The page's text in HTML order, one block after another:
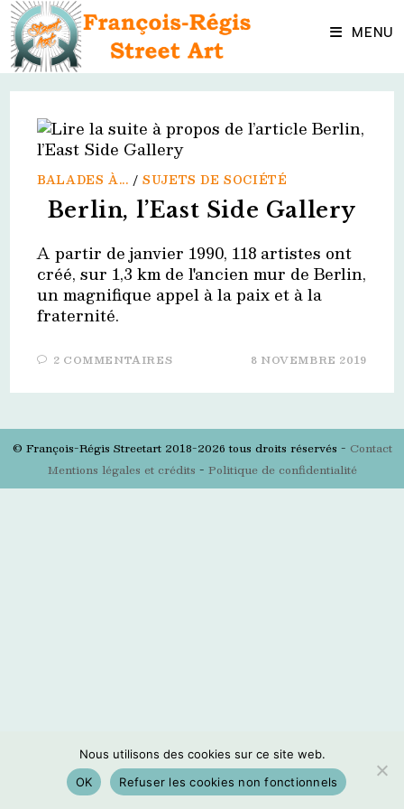
Skip
content MENU
BALADES À... /SUJETS DE SOCIÉTÉ
Berlin, l’East Side Gallery
A partir de janvier 1990, 118 artistes ont
créé, sur 1,3 km de l'ancien mur de Berlin,
un magnifique appel à la paix et à la
fraternité.
2 COMMENTAIRES 8 NOVEMBRE 2019
© François-Régis Streetart 2018-2026 tous droits réservés - Contact
Mentions légales et crédits - Politique de confidentialité
Nous utilisons des cookies sur ce site web.
OK
Refuser les cookies non fonctionnels